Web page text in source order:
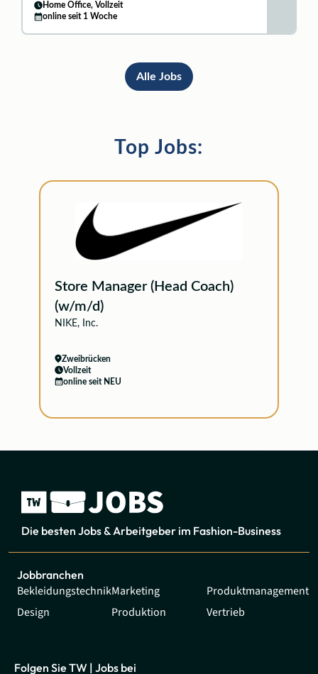
Home Office, Vollzeit
online seit 1 Woche
Alle Jobs
Top Jobs:
Store Manager (Head Coach)
(w/m/d)
NIKE, Inc.
Zweibrücken
Vollzeit
online seit NEU
Die besten Jobs & Arbeitgeber im Fashion-Business
Jobbranchen
Bekleidungstechnik
Design
Marketing
Produktion
Produktmanagement
Vertrieb
Folgen Sie TW | Jobs bei